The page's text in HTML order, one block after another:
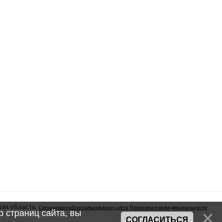
область. Соглашение об использовании сайта Политика конфиденциальности
страниц сайта, вы
СОГЛАСИТЬСЯ